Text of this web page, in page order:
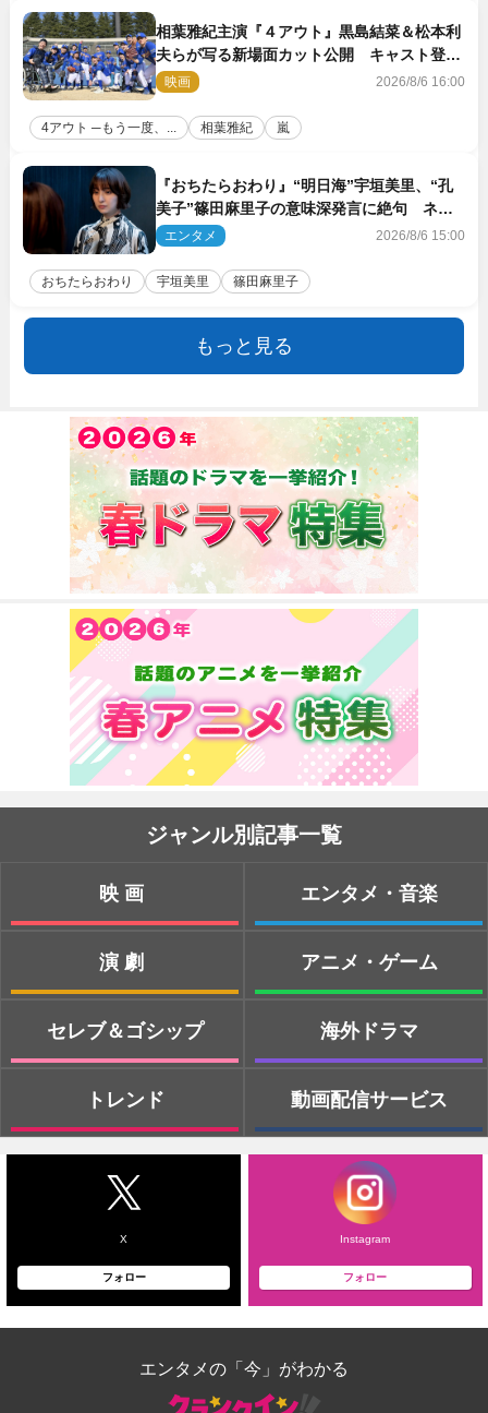
相葉雅紀主演『４アウト』黒島結菜＆松本利
夫らが写る新場面カット公開 キャスト登壇
イベントも決定
映画 2026/8/6 16:00
4アウト ─もう一度、... 相葉雅紀 嵐
『おちたらおわり』“明日海”宇垣美里、“孔
美子”篠田麻里子の意味深発言に絶句 ネッ
ト驚き「まさか」「意外な展開」
エンタメ 2026/8/6 15:00
おちたらおわり 宇垣美里 篠田麻里子
もっと見る
ジャンル別記事一覧
映画
演劇
セレブ＆ゴシップ
トレンド
エンタメ・音楽
アニメ・ゲーム
海外ドラマ
動画配信サービス
X
フォロー
Instagram
フォロー
エンタメの「今」がわかる